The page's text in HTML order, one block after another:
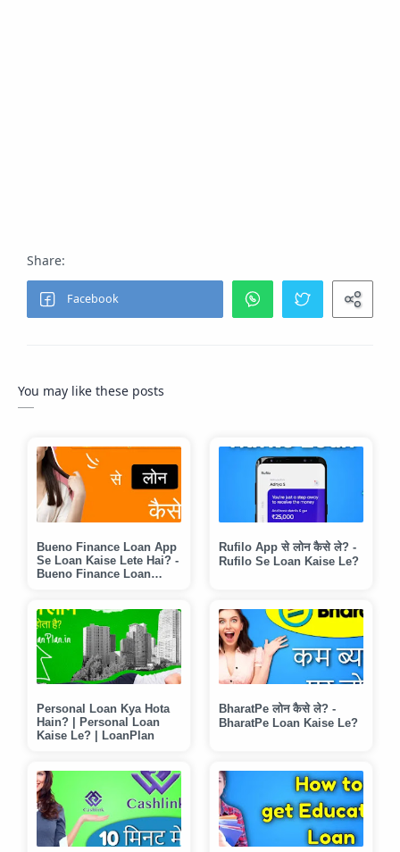
You may like these posts
Bueno Finance Loan App
Se Loan Kaise Lete Hai? -
Bueno Finance Loan
Rufilo App से लोन कैसे ले? -
Rufilo Se Loan Kaise Le?
Personal Loan Kya Hota
Hain? | Personal Loan
Kaise Le? | LoanPlan
BharatPe लोन कैसे ले? -
BharatPe Loan Kaise Le?